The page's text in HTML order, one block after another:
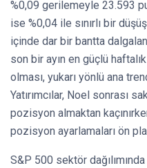
%0,09 gerilemeyle 23.593
ise %0,04 ile sınırlı bir
içinde dar bir bantta
son bir ayın en güçlü
olması, yukarı yönlü ana
Yatırımcılar, Noel sonrası
pozisyon almaktan
pozisyon ayarlamaları ön
S&P 500 sektör